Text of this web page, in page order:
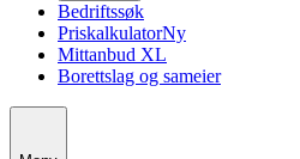
Bedriftssøk
PriskalkulatorNy
Mittanbud XL
Borettslag og sameier